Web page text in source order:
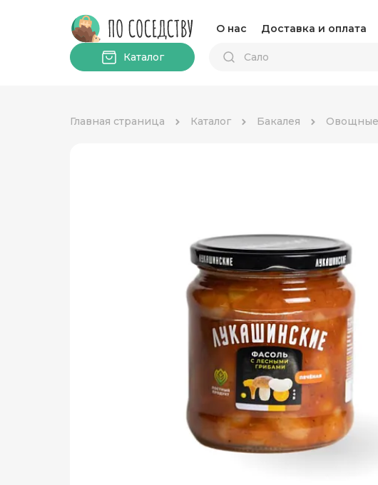
О нас Доставка и оплата
Каталог
Главная страница Каталог Бакалея